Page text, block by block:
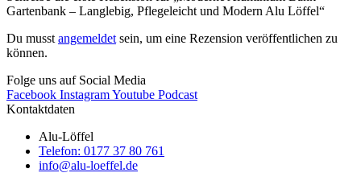
Gartenbank – Langlebig, Pflegeleicht und Modern Alu Löffel“
Du musst angemeldet sein, um eine Rezension veröffentlichen zu
können.
Folge uns auf Social Media
Facebook InstagramYoutube Podcast
Kontaktdaten
Alu-Löffel
Telefon: 0177 37 80 761
info@alu-loeffel.de